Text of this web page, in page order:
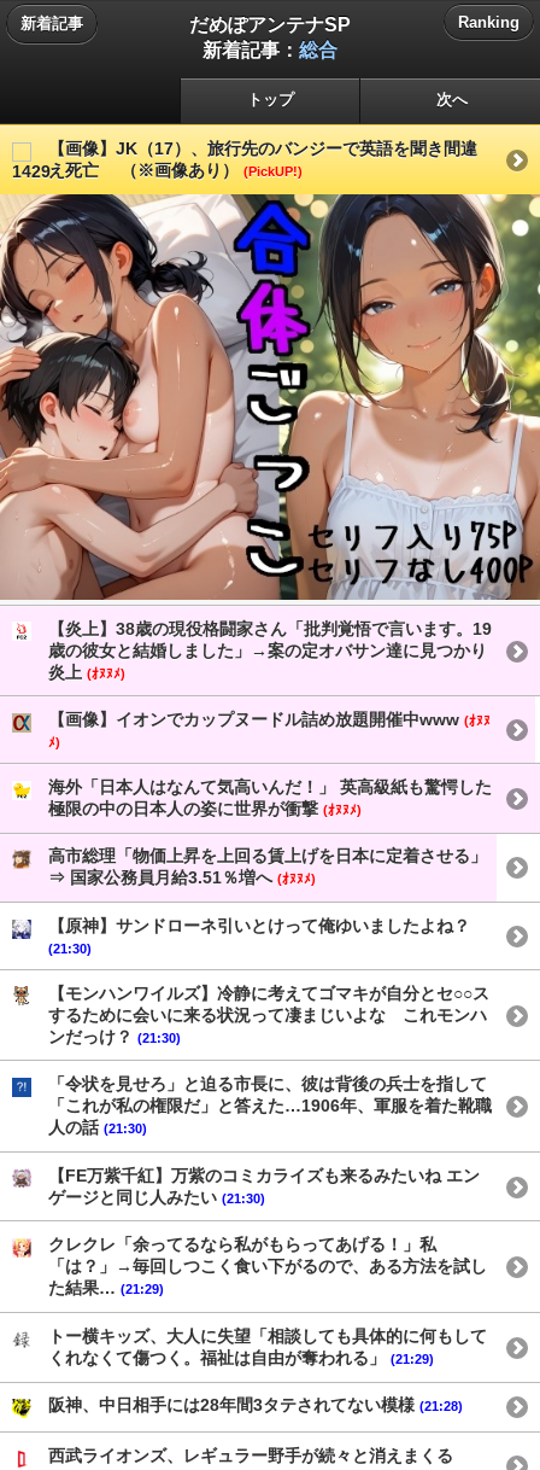
新着記事
だめぽアンテナSP
新着記事： 総合
Ranking
トップ 次へ
【画像】JK（17）、旅行先のバンジーで英語を聞き間違
え死亡 （※画像あり）
(PickUP!)
【炎上】38歳の現役格闘家さん「批判覚悟で言います。19
歳の彼女と結婚しました」→案の定オバサン達に見つかり
炎上 (ｵﾇﾇﾒ)
【画像】イオンでカップヌードル詰め放題開催中www (ｵﾇﾇ
ﾒ)
海外「日本人はなんて気高いんだ！」 英高級紙も驚愕した
極限の中の日本人の姿に世界が衝撃 (ｵﾇﾇﾒ)
高市総理「物価上昇を上回る賃上げを日本に定着させる」
⇒ 国家公務員月給3.51％増へ (ｵﾇﾇﾒ)
【原神】サンドローネ引いとけって俺ゆいましたよね？
(21:30)
【モンハンワイルズ】冷静に考えてゴマキが自分とセ○○ス
するために会いに来る状況って凄まじいよな これモンハ
ンだっけ？ (21:30)
「令状を見せろ」と迫る市長に、彼は背後の兵士を指して
「これが私の権限だ」と答えた…1906年、軍服を着た靴職
人の話 (21:30)
【FE万紫千紅】万紫のコミカライズも来るみたいね エン
ゲージと同じ人みたい (21:30)
クレクレ「余ってるなら私がもらってあげる！」私
「は？」→毎回しつこく食い下がるので、ある方法を試し
た結果… (21:29)
トー横キッズ、大人に失望「相談しても具体的に何もして
くれなくて傷つく。福祉は自由が奪われる」
(21:29)
阪神、中日相手には28年間3タテされてない模様 (21:28)
西武ライオンズ、レギュラー野手が続々と消えまくる